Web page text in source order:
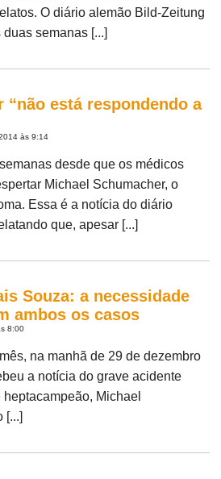
O diário alemão Bild-Zeitung
semanas [...]
“não está respondendo a
às 9:14
desde que os médicos
Michael Schumacher, o
Essa é a notícia do diário
que, apesar [...]
Souza: a necessidade
ambos os casos
8:00
na manhã de 29 de dezembro
a notícia do grave acidente
Michael
[...]